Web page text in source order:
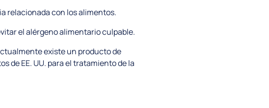
relacionada con los alimentos.
el alérgeno alimentario culpable.
existe un producto de
de EE. UU. para el tratamiento de la